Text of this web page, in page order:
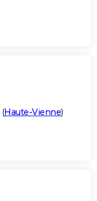
(Haute-Vienne)